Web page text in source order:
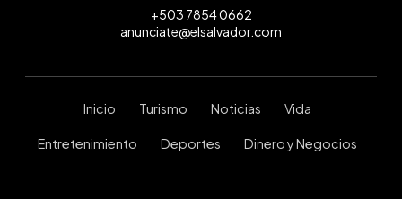
+503 7854 0662
anunciate@elsalvador.com
Inicio Turismo Noticias Vida
Entretenimiento Deportes Dinero y Negocios